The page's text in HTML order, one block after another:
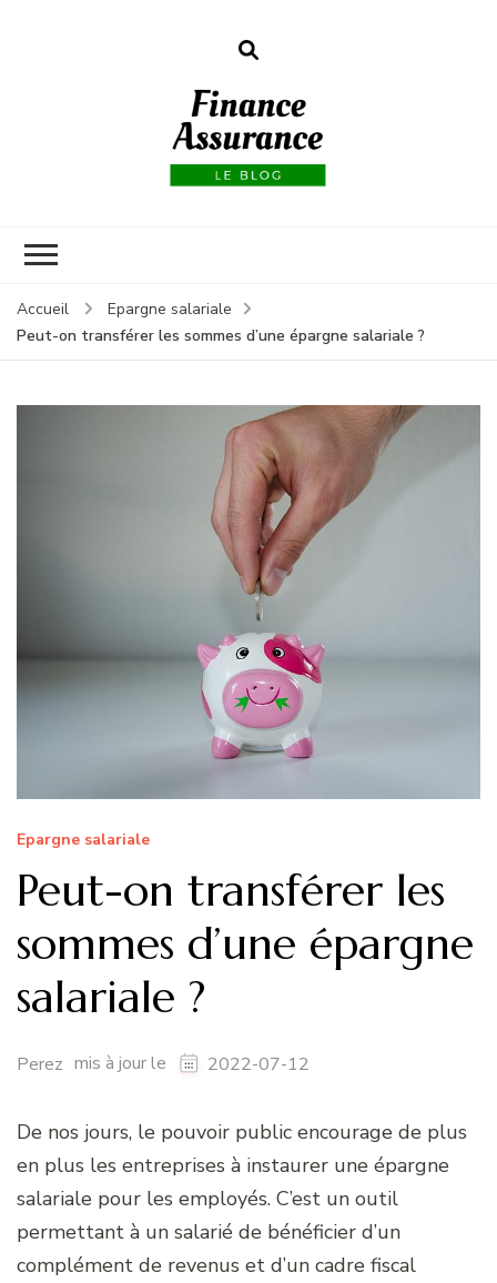
Accueil
Epargne salariale
Peut-on transférer les sommes d’une épargne salariale ?
Epargne salariale
Peut-on transférer les
sommes d’une épargne
salariale ?
Perez mis à jour le 2022-07-12
De nos jours, le pouvoir public encourage de plus
en plus les entreprises à instaurer une épargne
salariale pour les employés. C’est un outil
permettant à un salarié de bénéficier d’un
complément de revenus et d’un cadre fiscal